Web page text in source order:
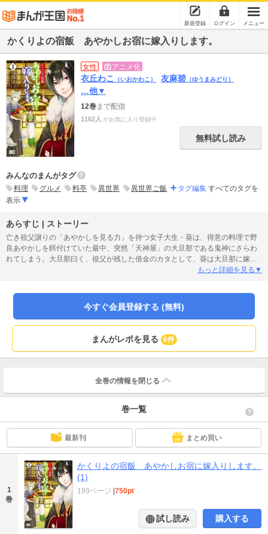
新規登録 ログイン メニュー
かくりよの宿飯 あやかしお宿に嫁入りします。
女性 アニメ化
衣丘わこ （いおかわこ） 友麻碧 （ゆうまみどり）
…他▼
12巻まで配信
1162人 がお気に入り登録中
無料試し読み
みんなのまんがタグ
料理 グルメ 料亭 異世界 異世界ご飯 タグ編集 すべてのタグを
表示
あらすじ | ストーリー
亡き祖父譲りの「あやかしを見る力」を持つ女子大生・葵は、得意の料理で野
良あやかしを餌付けていた最中、突然「天神屋」の大旦那である鬼神にさらわ
れてしまう。大旦那曰く、祖父が残した借金のカタとして、葵は大旦那に嫁入
りしなくてはならないのだという。嫌がる葵は起死回生の策として、「天神
もっと詳細を見る▼
今すぐ会員登録する (無料)
まんがレポを見る 6件
全巻の情報を 閉じる
巻一覧
最新刊 まとめ買い
1
巻
かくりよの宿飯 あやかしお宿に嫁入りします。
(1)
199ページ |750pt
試し読み 購入する